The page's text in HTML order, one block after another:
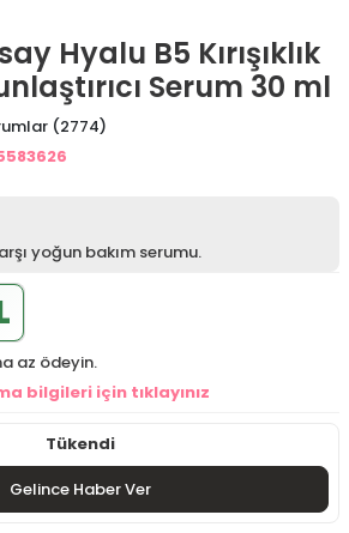
Hyalu B5 Kırışıklık
Serum 30 ml
(2774)
yoğun bakım serumu.
az ödeyin.
bilgileri için tıklayınız
Tükendi
Gelince Haber Ver